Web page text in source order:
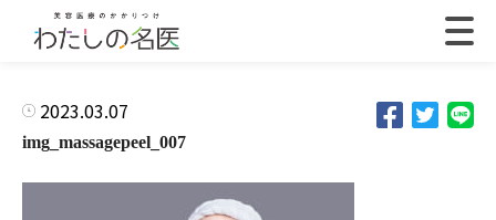
2023.03.07
img_massagepeel_007